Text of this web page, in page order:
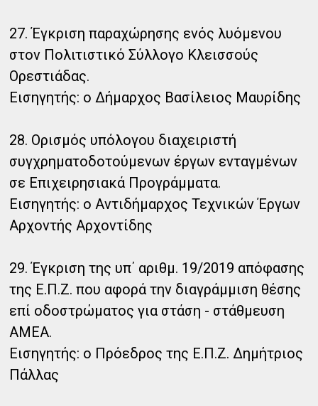
27. Έγκριση παραχώρησης ενός λυόμενου
στον Πολιτιστικό Σύλλογο Κλεισσούς
Ορεστιάδας.
Εισηγητής: ο Δήμαρχος Βασίλειος Μαυρίδης
28. Ορισμός υπόλογου διαχειριστή
συγχρηματοδοτούμενων έργων ενταγμένων
σε Επιχειρησιακά Προγράμματα.
Εισηγητής: ο Αντιδήμαρχος Τεχνικών Έργων
Αρχοντής Αρχοντίδης
29. Έγκριση της υπ΄ αριθμ. 19/2019 απόφασης
της Ε.Π.Ζ. που αφορά την διαγράμμιση θέσης
επί οδοστρώματος για στάση - στάθμευση
ΑΜΕΑ.
Εισηγητής: ο Πρόεδρος της Ε.Π.Ζ. Δημήτριος
Πάλλας